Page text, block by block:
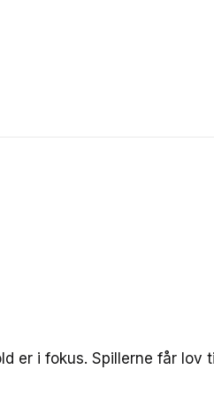
er i fokus. Spillerne får lov